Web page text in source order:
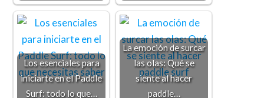
Los esenciales para
iniciarte en el Paddle
Surf: todo lo que…
La emoción de surcar
las olas: Qué se
siente al hacer
paddle…